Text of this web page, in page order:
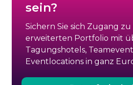
sein?
Sichern Sie sich Zugang
erweiterten Portfolio mit
Tagungshotels,
Eventlocations in ganz